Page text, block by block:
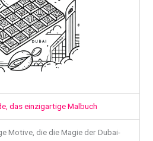
das einzigartige Malbuch
Motive, die die Magie der Dubai-